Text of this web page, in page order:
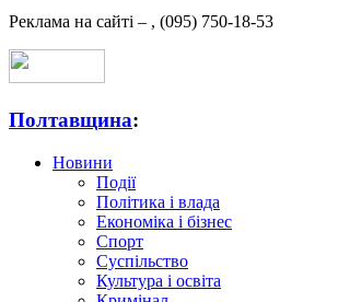
Реклама на сайті – , (095) 750-18-53
Полтавщина:
Новини
Події
Політика і влада
Економіка і бізнес
Спорт
Суспільство
Культура і освіта